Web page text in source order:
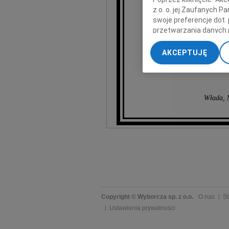
niezwykle
Włada,
Copyright © Wyborcza sp. z o.o. O nas
Ustawienia prywatności
z o. o. jej Zaufanych
swoje preferencje dot.
przetwarzania danych
„Ustawienia
My, nasi Zaufani
dokładnych danych
Przechowywanie
AKCEPTUJĘ